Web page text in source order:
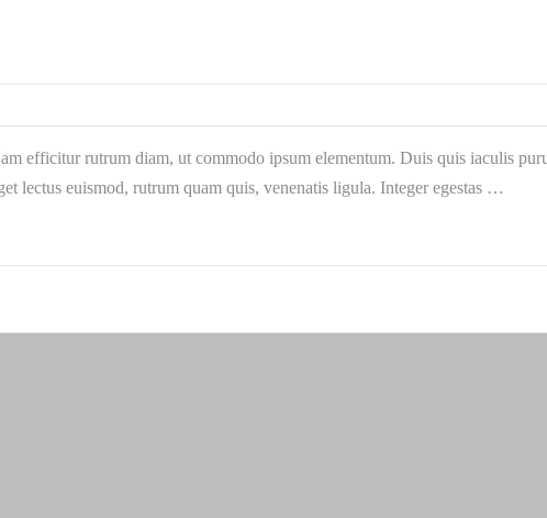
efficitur rutrum diam, ut commodo ipsum elementum. Duis quis iaculis
lectus euismod, rutrum quam quis, venenatis ligula. Integer egestas …